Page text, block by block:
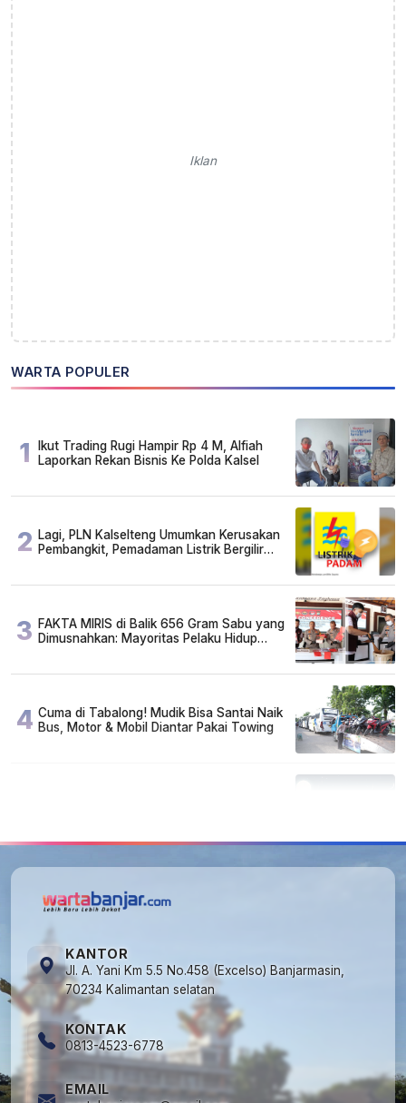
Iklan
WARTA POPULER
1
Ikut Trading Rugi Hampir Rp 4 M, Alfiah
Laporkan Rekan Bisnis Ke Polda Kalsel
2 Lagi, PLN Kalselteng Umumkan Kerusakan
Pembangkit, Pemadaman Listrik Bergilir
3 FAKTA MIRIS di Balik 656 Gram Sabu yang
Dimusnahkan: Mayoritas Pelaku Hidup
4 Cuma di Tabalong! Mudik Bisa Santai Naik
Bus, Motor & Mobil Diantar Pakai Towing
KANTOR
Jl. A. Yani Km 5.5 No.458 (Excelso) Banjarmasin,
70234 Kalimantan selatan
KONTAK
0813-4523-6778
EMAIL